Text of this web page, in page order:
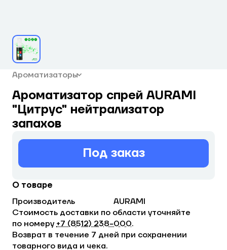
Ароматизаторы
Ароматизатор спрей AURAMI
"Цитрус" нейтрализатор
запахов
Под заказ
О товаре
Производитель
AURAMI
Стоимость доставки по области уточняйте
по номеру +7 (8512) 238−000.
Возврат в течение 7 дней при сохранении
товарного вида и чека.